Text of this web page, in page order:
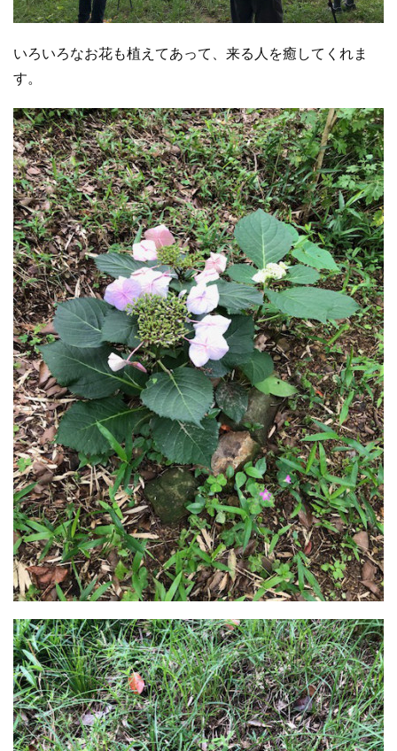
いろいろなお花も植えてあって、来る人を癒してくれま
す。